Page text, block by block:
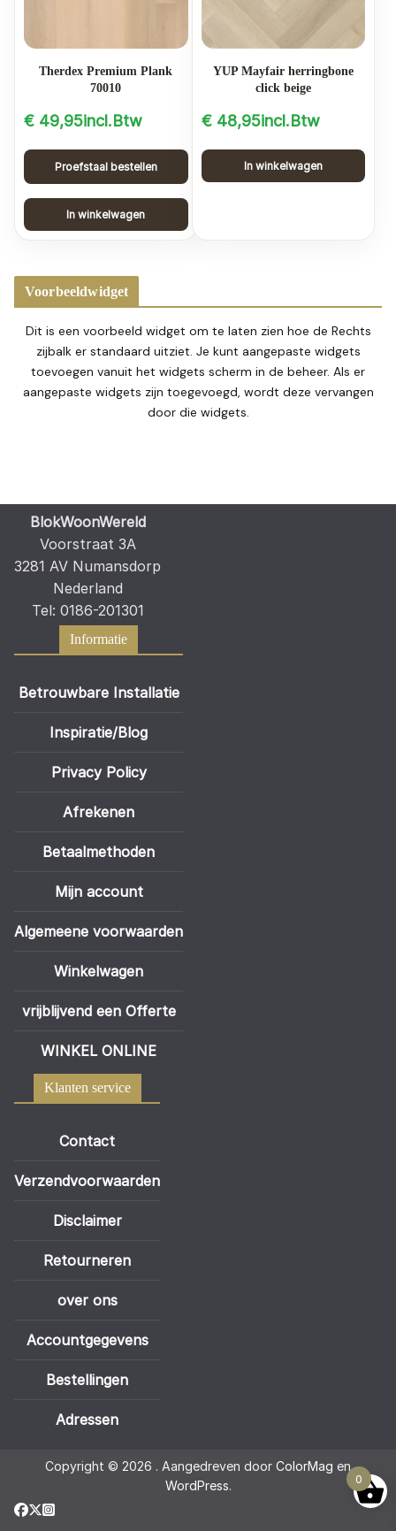
Therdex Premium Plank
70010
€ 49,95incl.Btw
Proefstaal bestellen
In winkelwagen
YUP Mayfair herringbone
click beige
€48,95incl.Btw
In winkelwagen
Voorbeeldwidget
Dit is een voorbeeld widget om te laten zien hoe de Rechts
zijbalk er standaard uitziet. Je kunt aangepaste widgets
toevoegen vanuit het widgets scherm in de beheer. Als er
aangepaste widgets zijn toegevoegd, wordt deze vervangen
door die widgets.
BlokWoonWereld
Voorstraat 3A
3281 AV Numansdorp
Nederland
Tel: 0186-201301
Informatie
Betrouwbare Installatie
Inspiratie/Blog
Privacy Policy
Afrekenen
Betaalmethoden
Mijn account
Algemeene voorwaarden
Winkelwagen
vrijblijvend een Offerte
WINKEL ONLINE
Klanten service
Contact
Verzendvoorwaarden
Disclaimer
Retourneren
over ons
Accountgegevens
Bestellingen
Adressen
Copyright © 2026 . Aangedreven door ColorMag en
WordPress. 0